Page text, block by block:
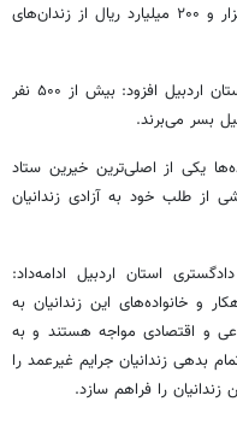
نیازمند جرایم غیرعمد با مبلغ محکومیت ۲ هزار و ۲۰۰ میلیارد ریال از زندان‌های
نایب رییس هیات امنای نمایندگی ستاد دیه استان اردبیل افزود: بیش از ۵۰۰ نفر
بسر می‌برند.
یکی از اصلی‌ترین خیرین ستاد
از طلب خود به آزادی زندانیان
استان اردبیل ادامه‌داد:
و خانواده‌های این زندانیان به
و اقتصادی مواجه هستند و به
بدهی زندانیان جرایم غیرعمد را
زندانیان را فراهم سازد.